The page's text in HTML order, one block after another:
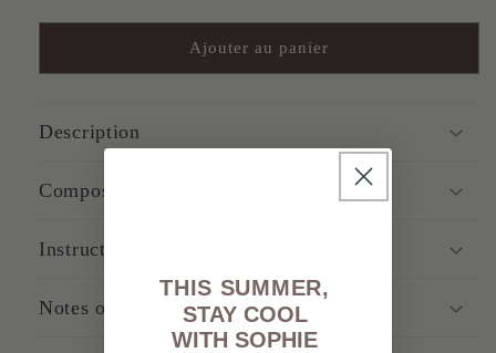
Ajouter au panier
Description
Composition
Instructions d'utilisation
Notes olfactives
THIS SUMMER,
STAY COOL
WITH SOPHIE